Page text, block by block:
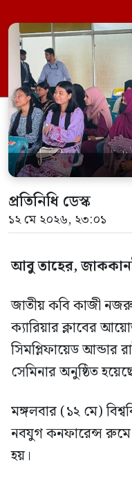
কেন্দ্রীয়
সেমিনারের
উদ্যোগে
হিসেবে উপস্থিত
হ্যাক ম্যানেজার
প্রতিনিধি ডেস্ক
১২ মে ২০২৬, ২৩:০১
আবু তাহের,
জাতীয় কবি কাজী
ক্যারিয়ার ক্লাবের
সিমপ্লিফায়েড আন্ডার
সেমিনার অনুষ্ঠিত
মঙ্গলবার (১২ মে)
নবযুগ কনফারেন্স
হয়।